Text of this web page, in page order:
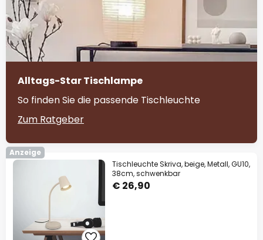
Alltags-Star Tischlampe
So finden Sie die passende Tischleuchte
Zum Ratgeber
Anzeige
Tischleuchte Skriva, beige, Metall, GU10,
38cm, schwenkbar
€ 26,90